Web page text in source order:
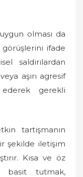
olması da
ifade
saldırılardan
aşırı agresif
ederek gerekli
tartışmanın
şekilde iletişim
Kısa ve öz
basit tutmak,